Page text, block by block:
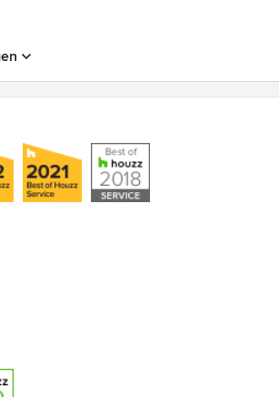
rund um Gartenanlagen,
mehr.